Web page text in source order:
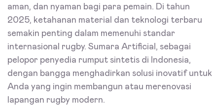
aman, dan nyaman bagi para pemain. Di tahun
2025, ketahanan material dan teknologi terbaru
semakin penting dalam memenuhi standar
internasional rugby. Sumara Artificial, sebagai
pelopor penyedia rumput sintetis di Indonesia,
dengan bangga menghadirkan solusi inovatif untuk
Anda yang ingin membangun atau merenovasi
lapangan rugby modern.